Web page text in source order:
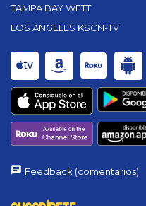
TAMPA BAY WFTT
LOS ANGELES KSCN-TV
Feedback (comentarios)